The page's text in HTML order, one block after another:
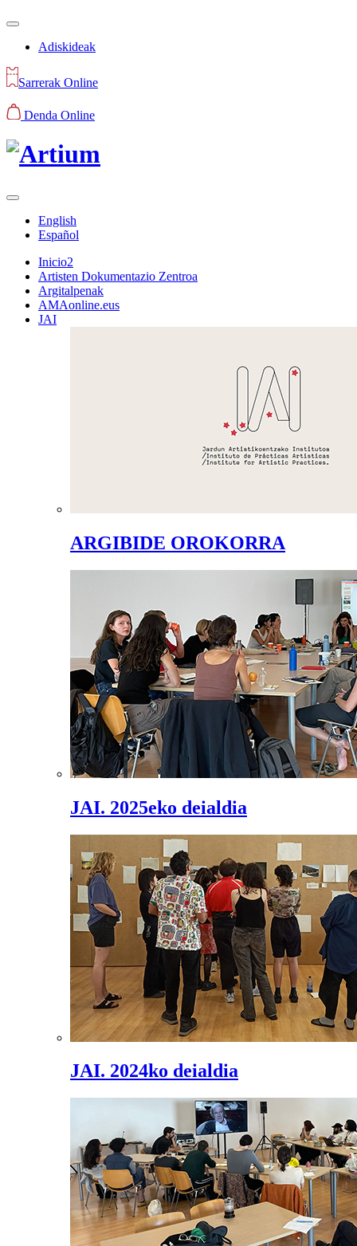
Adiskideak
Sarrerak Online
Denda Online
English
Español
Inicio2
Artisten Dokumentazio Zentroa
Argitalpenak
AMAonline.eus
JAI
ARGIBIDE OROKORRA
JAI. 2025eko deialdia
JAI. 2024ko deialdia